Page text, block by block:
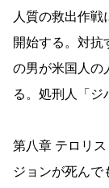
人質の救出作戦
開始する。対抗
の男が米国人の
る。処刑人「ジ
第八章 テロリ
ジョンが死んで